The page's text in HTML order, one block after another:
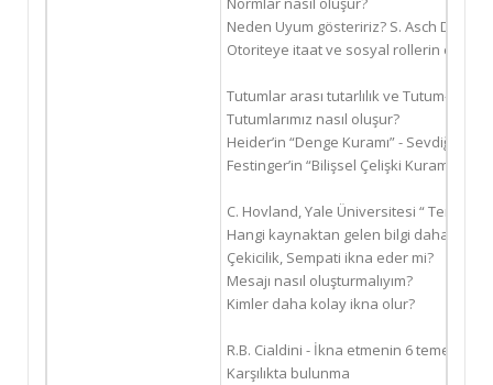
Neden Uyum gösteririz? S. Asch Deneyi
Otoriteye itaat ve sosyal rollerin etkisi -
Tutumlar arası tutarlılık ve Tutum-
Tutumlarımız nasıl oluşur?
Heider’in “Denge Kuramı” - Sevdiğim
Festinger’in “Bilişsel Çelişki Kuramı” -
C. Hovland, Yale Üniversitesi “ Temel
Hangi kaynaktan gelen bilgi daha
Çekicilik, Sempati ikna eder mi?
Mesajı nasıl oluşturmalıyım?
Kimler daha kolay ikna olur?
R.B. Cialdini - İkna etmenin 6 temel
Karşılıkta bulunma